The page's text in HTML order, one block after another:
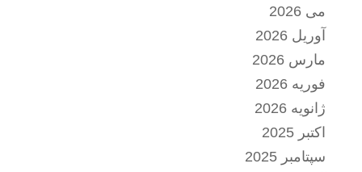
می 2026
آوریل 2026
مارس 2026
فوریه 2026
ژانویه 2026
اکتبر 2025
سپتامبر 2025